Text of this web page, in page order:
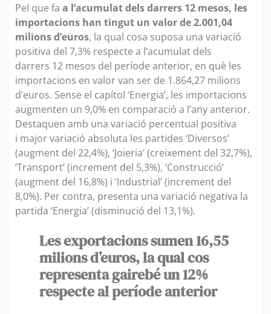
Pel que fa a l’acumulat dels darrers 12 mesos, les
importacions han tingut un valor de 2.001,04
milions d’euros, la qual cosa suposa una variació
positiva del 7,3% respecte a l’acumulat dels
darrers 12 mesos del període anterior, en què les
importacions en valor van ser de 1.864,27 milions
d’euros. Sense el capítol ‘Energia’, les importacions
augmenten un 9,0% en comparació a l’any anterior.
Destaquen amb una variació percentual positiva
i major variació absoluta les partides ‘Diversos’
(augment del 22,4%), ‘Joieria’ (creixement del 32,7%),
‘Transport’ (increment del 5,3%), ‘Construcció’
(augment del 16,8%) i ‘Industrial’ (increment del
8,0%). Per contra, presenta una variació negativa la
partida ‘Energia’ (disminució del 13,1%).
Les exportacions sumen 16,55
milions d’euros, la qual cos
representa gairebé un 12%
respecte al període anterior